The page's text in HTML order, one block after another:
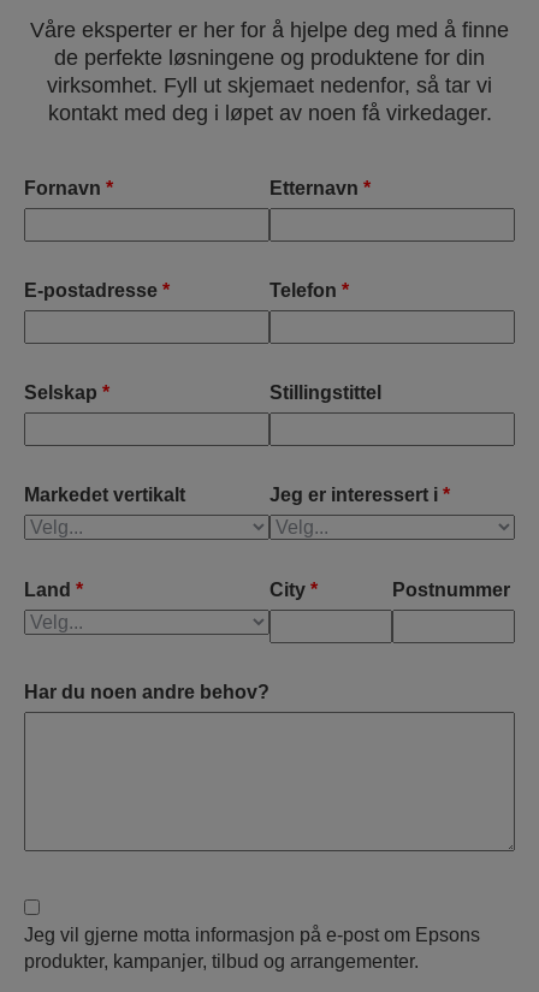
Våre eksperter er her for å hjelpe deg med å finne
de perfekte løsningene og produktene for din
virksomhet. Fyll ut skjemaet nedenfor, så tar vi
kontakt med deg i løpet av noen få virkedager.
Fornavn * Etternavn *
E-postadresse * Telefon *
Selskap * Stillingstittel
Markedet vertikalt Jeg er interessert i *
Land * City * Postnummer
Har du noen andre behov?
Jeg vil gjerne motta informasjon på e-post om Epsons
produkter, kampanjer, tilbud og arrangementer.